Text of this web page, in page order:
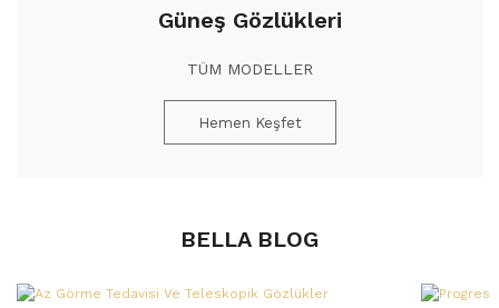
Güneş Gözlükleri
TÜM MODELLER
Hemen Keşfet
BELLA BLOG